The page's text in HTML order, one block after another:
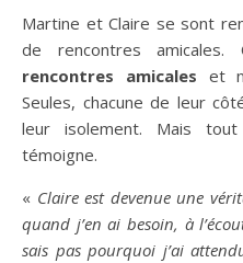
Martine et Claire se sont
de rencontres
rencontres amicales et
Seules, chacune de leur
leur isolement. Mais
témoigne.
« Claire est devenue une
quand j’en ai besoin, à
sais pas pourquoi j’ai